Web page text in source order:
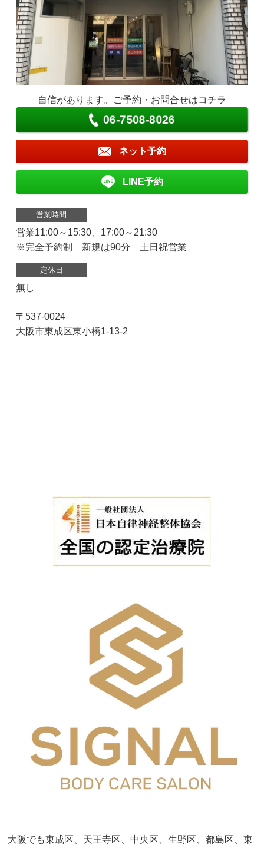
自信があります。ご予約・お問合せはコチラ
06-7508-8026
ネット予約
LINE予約
営業時間
営業11:00～15:30、17:00～21:30
※完全予約制 新規は90分 土日祝営業
定休日
無し
〒537-0024
大阪市東成区東小橋1-13-2
大阪でも東成区、天王寺区、中央区、生野区、都島区、東